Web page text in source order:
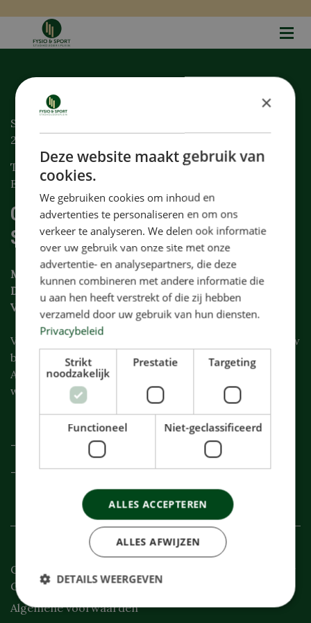
Stadhoudersplein 1
2241 EA Wassenaar
Telefoon: 070 359 6431
E-mail: info@stadhoudersplein.nl
Openingstijden Fysio & Sport
Stadhoudersplein
Maandag, woensdag en donderdag 07:30 – 18:00 uur
Dinsdag
07:30 – 21:00 uur
Vrijdag
07:30 – 15:30 uur
Vergeet A.U.B. niet een handdoek mee te nemen bij uw
bezoek.
Afspraken die niet 24 uur van de voren zijn afgezegd
worden bij u in rekening gebracht.
-KVK nr 27329004
-BTW nr NL82004433B01
Copyright Stadhoudersplein 2026 - Aangeboden door
Gym Apps
Algemene voorwaarden
×
Deze website maakt gebruik van
cookies.
We gebruiken cookies om inhoud en
advertenties te personaliseren en om ons
verkeer te analyseren. We delen ook informatie
over uw gebruik van onze site met onze
advertentie- en analysepartners, die deze
kunnen combineren met andere informatie die
u aan hen heeft verstrekt of die zij hebben
verzameld door uw gebruik van hun diensten.
Privacybeleid
Strikt
noodzakelijk
Prestatie Targeting
Functioneel Niet-geclassificeerd
ALLES ACCEPTEREN
ALLES AFWIJZEN
DETAILS WEERGEVEN